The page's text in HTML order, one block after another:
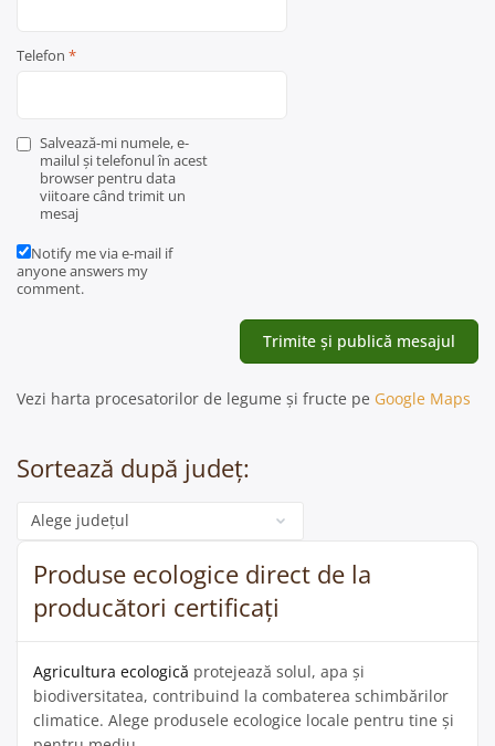
Telefon *
Salvează-mi numele, e-
mailul și telefonul în acest
browser pentru data
viitoare când trimit un
mesaj
Notify me via e-mail if
anyone answers my
comment.
Vezi harta procesatorilor de legume și fructe pe Google Maps
Sortează după județ:
Categorie
Produse ecologice direct de la
producători certificați
Agricultura ecologică protejează solul, apa și
biodiversitatea, contribuind la combaterea schimbărilor
climatice. Alege produsele ecologice locale pentru tine și